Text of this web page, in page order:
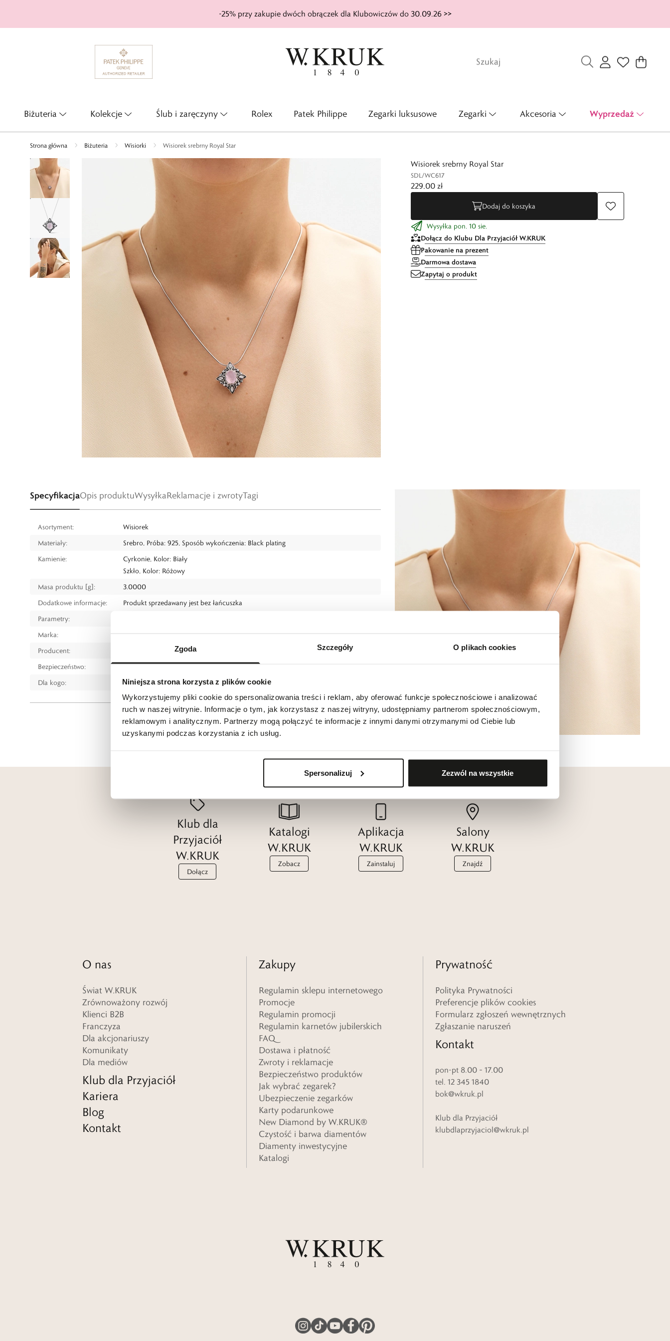
Zgoda Szczegóły O plikach cookies
Niniejsza strona korzysta z plików cookie
Wykorzystujemy pliki cookie do spersonalizowania treści i reklam, aby oferować funkcje społecznościowe i analizować
ruch w naszej witrynie. Informacje o tym, jak korzystasz z naszej witryny, udostępniamy partnerom społecznościowym,
reklamowym i analitycznym. Partnerzy mogą połączyć te informacje z innymi danymi otrzymanymi od Ciebie lub
uzyskanymi podczas korzystania z ich usług.
Spersonalizuj Zezwól na wszystkie
-25% przy zakupie dwóch obrączek dla Klubowiczów do 30.09.26 >>
Biżuteria Kolekcje Ślub i zaręczyny Rolex Patek Philippe Zegarki luksusowe Zegarki Akcesoria Wyprzedaż
Strona główna Biżuteria Wisiorki Wisiorek srebrny Royal Star
Wisiorek srebrny Royal Star
SDL/WC617
229,00 zł
Dodaj do koszyka
Wysyłka pon. 10 sie.
Dołącz do Klubu Dla Przyjaciół W.KRUK
Pakowanie na prezent
Darmowa dostawa
Zapytaj o produkt
SpecyfikacjaOpis produktuWysyłkaReklamacje i zwrotyTagi
Asortyment:
Wisiorek
Materiały:
Srebro, Próba: 925, Sposób wykończenia: Black plating
Kamienie:
Cyrkonie, Kolor: Biały
Szkło, Kolor: Różowy
Masa produktu [g]:
3.0000
Dodatkowe informacje:
Produkt sprzedawany jest bez łańcuszka
Parametry:
Marka:
Producent:
Bezpieczeństwo:
Informacje o bezpieczeństwie
Dla kogo:
Dla każdego
Klub dla
Przyjaciół
W.KRUK
Dołącz
Katalogi
W.KRUK
Zobacz
Aplikacja
W.KRUK
Zainstaluj
Salony
W.KRUK
Znajdź
O nas
Świat W.KRUK
Zrównoważony rozwój
Klienci B2B
Franczyza
Dla akcjonariuszy
Komunikaty
Dla mediów
Klub dla Przyjaciół
Kariera
Blog
Kontakt
Zakupy
Regulamin sklepu internetowego
Promocje
Regulamin promocji
Regulamin karnetów jubilerskich
FAQ
Dostawa i płatność
Zwroty i reklamacje
Bezpieczeństwo produktów
Jak wybrać zegarek?
Ubezpieczenie zegarków
Karty podarunkowe
New Diamond by W.KRUK®
Czystość i barwa diamentów
Diamenty inwestycyjne
Katalogi
Prywatność
Polityka Prywatności
Preferencje plików cookies
Formularz zgłoszeń wewnętrznych
Zgłaszanie naruszeń
Kontakt
pon-pt 8.00 – 17.00
tel. 12 345 1840
bok@wkruk.pl
Klub dla Przyjaciół
klubdlaprzyjaciol@wkruk.pl